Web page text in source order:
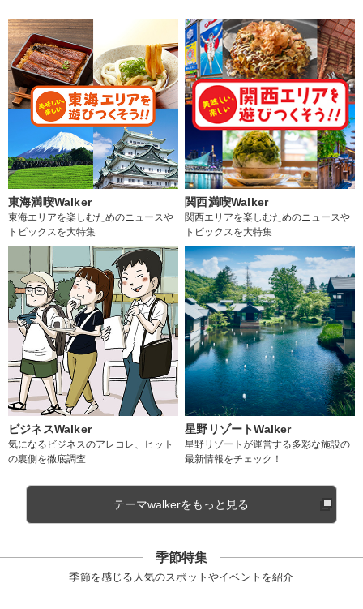
東海満喫Walker
東海エリアを楽しむためのニュースや
トピックスを大特集
関西満喫Walker
関西エリアを楽しむためのニュースや
トピックスを大特集
ビジネスWalker
気になるビジネスのアレコレ、ヒット
の裏側を徹底調査
星野リゾートWalker
星野リゾートが運営する多彩な施設の
最新情報をチェック！
テーマwalkerをもっと見る
季節特集
季節を感じる人気のスポットやイベントを紹介